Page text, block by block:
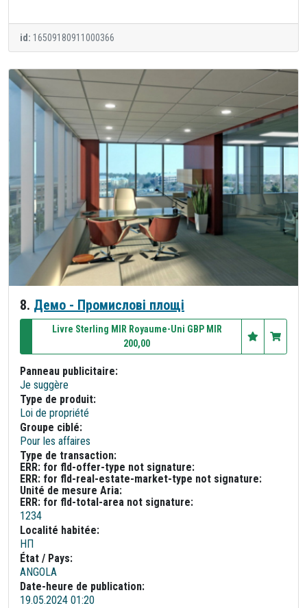
id: 16509180911000366
8. Демо - Промислові площі
Livre Sterling MIR Royaume-Uni GBP MIR
200,00
Panneau publicitaire:
Je suggère
Type de produit:
Loi de propriété
Groupe ciblé:
Pour les affaires
Type de transaction:
ERR: for fld-offer-type not signature:
ERR: for fld-real-estate-market-type not signature:
Unité de mesure Aria:
ERR: for fld-total-area not signature:
1234
Localité habitée:
НП
État / Pays:
ANGOLA
Date-heure de publication:
19.05.2024 01:20